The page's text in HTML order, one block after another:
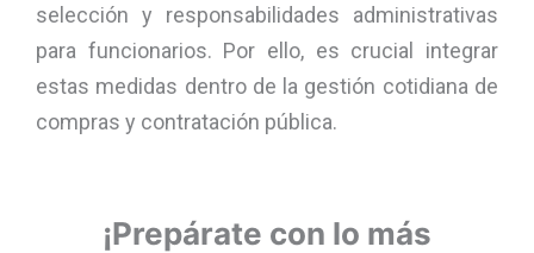
selección y responsabilidades administrativas
para funcionarios. Por ello, es crucial integrar
estas medidas dentro de la gestión cotidiana de
compras y contratación pública.
¡Prepárate con lo más